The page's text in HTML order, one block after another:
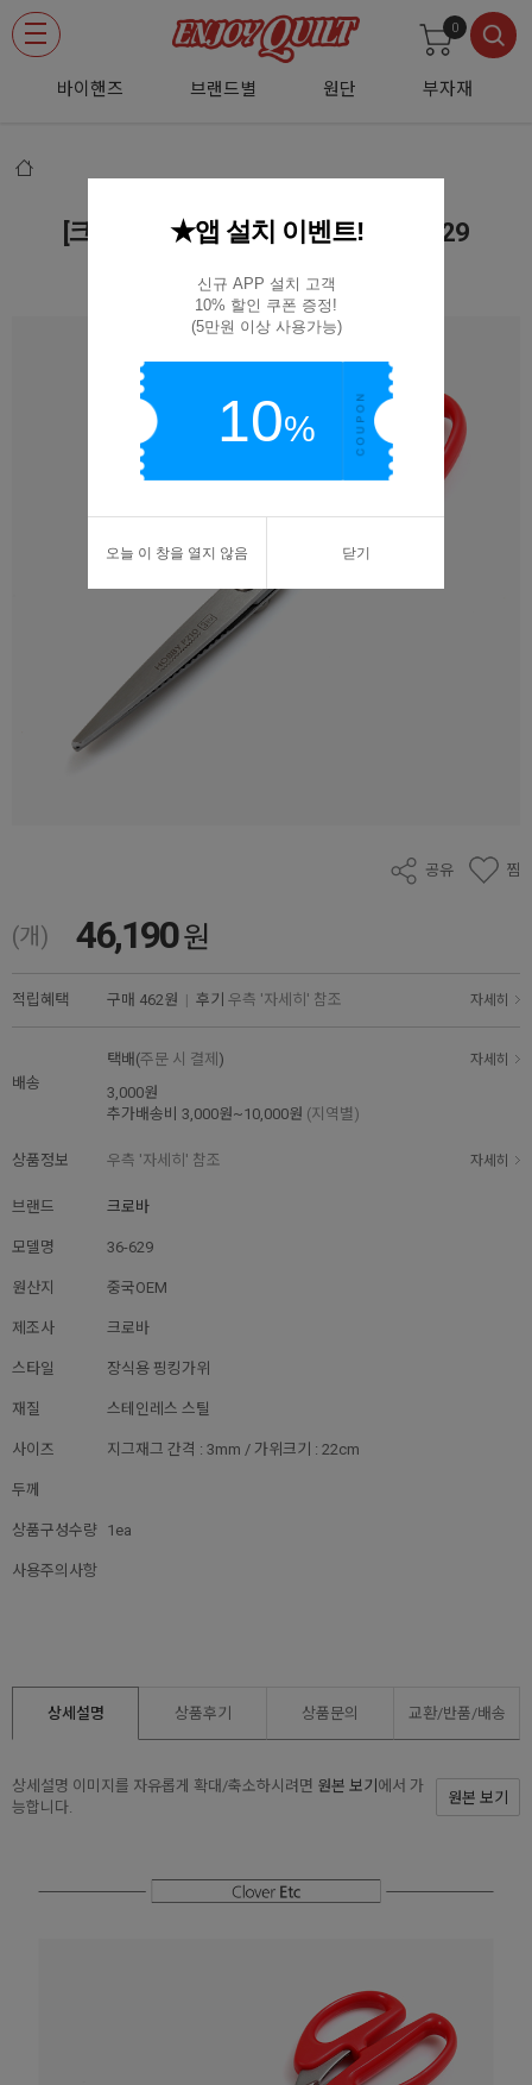
바이핸즈 브랜드별 원단 부자재
0
[크로바] 핑킹 가위 3mm - 22cm 36-629
36-629
공유 찜
(개) 46,190원
적립혜택 구매 462원 | 후기 우측 '자세히' 참조 자세히
배송
택배(주문 시 결제 ) 자세히
3,000원
추가배송비 3,000원~10,000원 (지역별)
상품정보 우측 '자세히' 참조 자세히
브랜드 크로바
모델명 36-629
원산지 중국OEM
제조사 크로바
스타일 장식용 핑킹가위
재질 스테인레스 스틸
사이즈 지그재그 간격 : 3mm / 가위크기 : 22cm
두께
상품구성수량 1ea
사용주의사항
상세설명 상품후기 상품문의 교환/반품/배송
상세설명 이미지를 자유롭게 확대/축소하시려면 원본 보기 에서 가
능합니다.
원본 보기
★앱 설치 이벤트!
신규 APP 설치 고객
10% 할인 쿠폰 증정!
(5만원 이상 사용가능)
10%
오늘 이 창을 열지 않음 닫기